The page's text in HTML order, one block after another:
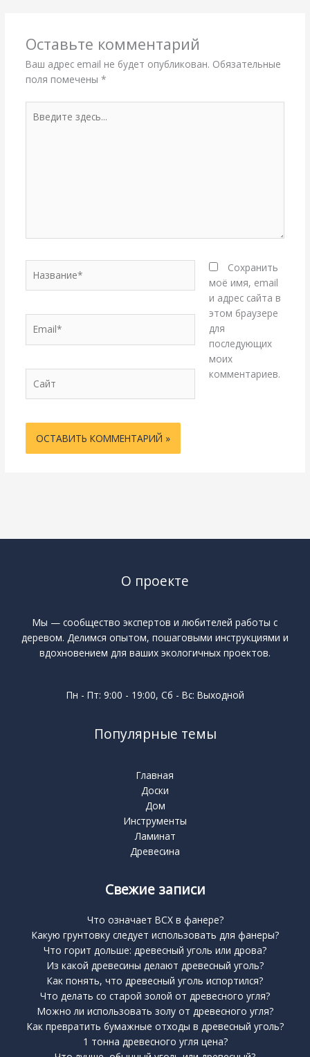
Оставьте комментарий
Ваш адрес email не будет опубликован. Обязательные
поля помечены *
здесь...
Сохранить
моё имя, email
и адрес сайта в
этом браузере
для
последующих
моих
комментариев.
О проекте
Мы — сообщество экспертов и любителей работы с
деревом. Делимся опытом, пошаговыми инструкциями и
вдохновением для ваших экологичных проектов.
Пн - Пт: 9:00 - 19:00, Сб - Вс: Выходной
Популярные темы
Главная
Доски
Дом
Инструменты
Ламинат
Древесина
Свежие записи
Что означает BCX в фанере?
Какую грунтовку следует использовать для фанеры?
Что горит дольше: древесный уголь или дрова?
Из какой древесины делают древесный уголь?
Как понять, что древесный уголь испортился?
Что делать со старой золой от древесного угля?
Можно ли использовать золу от древесного угля?
Как превратить бумажные отходы в древесный уголь?
1 тонна древесного угля цена?